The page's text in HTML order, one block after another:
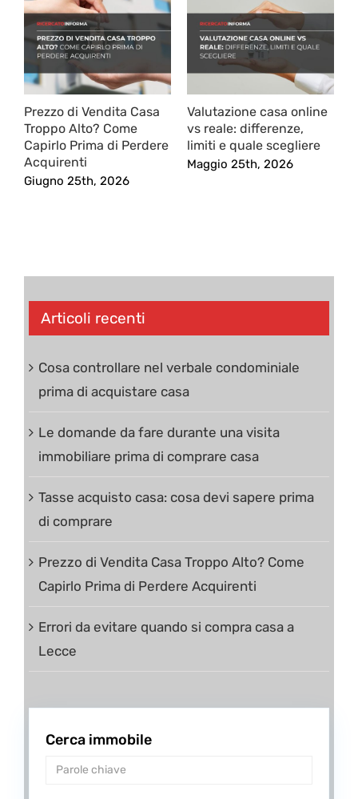
Prezzo di Vendita Casa
Troppo Alto? Come
Capirlo Prima di Perdere
Acquirenti
Giugno 25th, 2026
Valutazione casa online
vs reale: differenze,
limiti e quale scegliere
Maggio 25th, 2026
Articoli recenti
Cosa controllare nel verbale condominiale
prima di acquistare casa
Le domande da fare durante una visita
immobiliare prima di comprare casa
Tasse acquisto casa: cosa devi sapere prima
di comprare
Prezzo di Vendita Casa Troppo Alto? Come
Capirlo Prima di Perdere Acquirenti
Errori da evitare quando si compra casa a
Lecce
Cerca immobile